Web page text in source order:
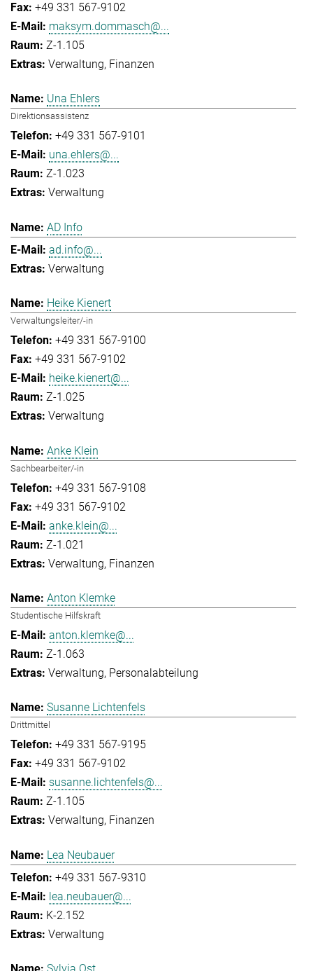
+49 331 567-9102
maksym.dommasch@...
Z-1.105
Verwaltung Finanzen
Una Ehlers
Direktionsassistenz
+49 331 567-9101
una.ehlers@...
Z-1.023
Verwaltung
AD Info
ad.info@...
Verwaltung
Heike Kienert
Verwaltungsleiter/-in
+49 331 567-9100
+49 331 567-9102
heike.kienert@...
Z-1.025
Verwaltung
Anke Klein
Sachbearbeiter/-in
+49 331 567-9108
+49 331 567-9102
anke.klein@...
Z-1.021
Verwaltung Finanzen
Anton Klemke
Studentische Hilfskraft
anton.klemke@...
Z-1.063
Verwaltung Personalabteilung
Susanne Lichtenfels
Drittmittel
+49 331 567-9195
+49 331 567-9102
susanne.lichtenfels@...
Z-1.105
Verwaltung Finanzen
Lea Neubauer
+49 331 567-9310
lea.neubauer@...
K-2.152
Verwaltung